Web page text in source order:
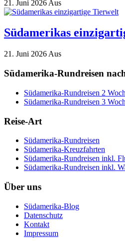
21. Juni 2026 Aus
Südamerikas
21. Juni 2026 Aus
Südamerika-Rundreisen
Südamerika-Rundreisen 2
Südamerika-Rundreisen 3
Reise-Art
Südamerika-Rundreisen
Südamerika-Kreuzfahrten
Südamerika-Rundreisen inkl.
Südamerika-Rundreisen inkl.
Über uns
Südamerika-Blog
Datenschutz
Kontakt
Impressum